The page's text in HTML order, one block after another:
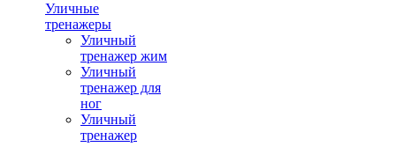
Уличные
тренажеры
Уличный
тренажер жим
Уличный
тренажер для
ног
Уличный
тренажер